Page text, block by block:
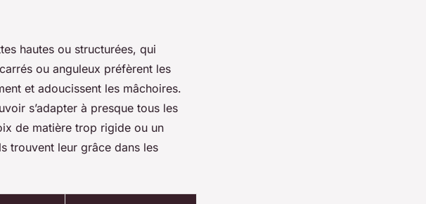
hautes ou structurées, qui
ou anguleux préfèrent les
et adoucissent les mâchoires.
s’adapter à presque tous les
de matière trop rigide ou un
trouvent leur grâce dans les